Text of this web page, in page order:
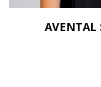
AVENTAL